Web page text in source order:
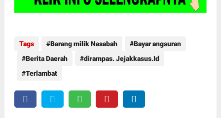
Tags Barang milik Nasabah
Bayar angsuran
Berita Daerah
dirampas. Jejakkasus.Id
Terlambat